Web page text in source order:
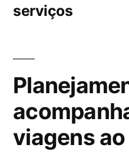
serviços
viagens